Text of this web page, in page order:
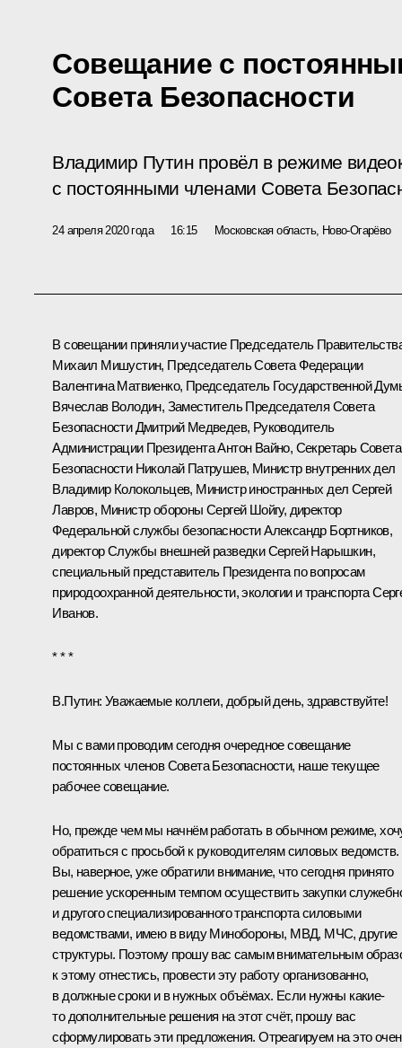
Совещание с
Совета Безопасности
Владимир Путин провёл в режиме
с постоянными членами Совета
24 апреля 2020 года 16:15 Московская область, Ново-Огарёво
В совещании приняли участие Председатель
Михаил Мишустин, Председатель Совета Федерации
Валентина Матвиенко, Председатель Государственной
Вячеслав Володин, Заместитель Председателя Совета
Безопасности Дмитрий Медведев, Руководитель
Администрации Президента Антон Вайно, Секретарь Совета
Безопасности Николай Патрушев, Министр внутренних дел
Владимир Колокольцев, Министр иностранных дел Сергей
Лавров, Министр обороны Сергей Шойгу, директор
Федеральной службы безопасности Александр Бортников,
директор Службы внешней разведки Сергей Нарышкин,
специальный представитель Президента по вопросам
природоохранной деятельности, экологии и транспорта
Иванов.
* * *
В.Путин: Уважаемые коллеги, добрый день, здравствуйте!
Мы с вами проводим сегодня очередное совещание
постоянных членов Совета Безопасности, наше текущее
рабочее совещание.
Но, прежде чем мы начнём работать в обычном режиме,
обратиться с просьбой к руководителям силовых ведомств.
Вы, наверное, уже обратили внимание, что сегодня принято
решение ускоренным темпом осуществить закупки
и другого специализированного транспорта силовыми
ведомствами, имею в виду Минобороны, МВД, МЧС, другие
структуры. Поэтому прошу вас самым внимательным
к этому отнестись, провести эту работу организованно,
в должные сроки и в нужных объёмах. Если нужны какие-
то дополнительные решения на этот счёт, прошу вас
сформулировать эти предложения. Отреагируем на это